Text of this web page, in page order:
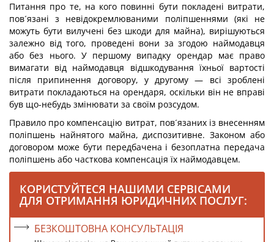
Питання про те, на кого повинні бути покладені витрати,
пов´язані з невідокремлюваними поліпшеннями (які не
можуть бути вилучені без шкоди для майна), вирішуються
залежно від того, проведені вони за згодою наймодавця
або без нього. У першому випадку орендар має право
вимагати від наймодавця відшкодування їхньої вартості
після припинення договору, у другому — всі зроблені
витрати покладаються на орендаря, оскільки він не вправі
був що-небудь змінювати за своїм розсудом.
Правило про компенсацію витрат, пов´язаних із внесенням
поліпшень найнятого майна, диспозитивне. Законом або
договором може бути передбачена і безоплатна передача
поліпшень або часткова компенсація їх наймодавцем.
КОРИСТУЙТЕСЯ НАШИМИ СЕРВІСАМИ
ДЛЯ ОТРИМАННЯ ЮРИДИЧНИХ ПОСЛУГ:
БЕЗКОШТОВНА КОНСУЛЬТАЦІЯ